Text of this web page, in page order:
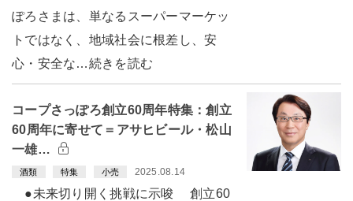
ぽろさまは、単なるスーパーマーケッ
トではなく、地域社会に根差し、安
心・安全な…続きを読む
コープさっぽろ創立60周年特集：創立
60周年に寄せて＝アサヒビール・松山
一雄…
酒類 特集 小売 2025.08.14
●未来切り開く挑戦に示唆 創立60